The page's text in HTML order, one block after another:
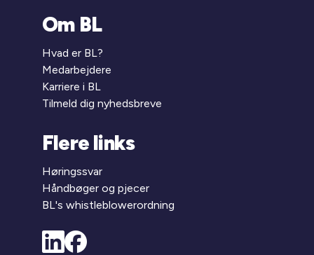
Om BL
Hvad er BL?
Medarbejdere
Karriere i BL
Tilmeld dig nyhedsbreve
Flere links
Høringssvar
Håndbøger og pjecer
BL's whistleblowerordning